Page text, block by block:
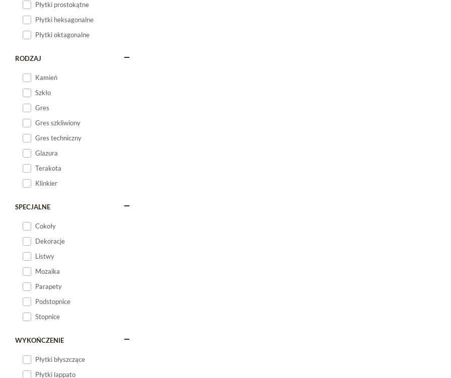
Płytki prostokątne
Płytki heksagonalne
Płytki oktagonalne
RODZAJ
Kamień
Szkło
Gres
Gres szkliwiony
Gres techniczny
Glazura
Terakota
Klinkier
SPECJALNE
Cokoły
Dekoracje
Listwy
Mozaika
Parapety
Podstopnice
Stopnice
WYKOŃCZENIE
Płytki błyszczące
Płytki lappato